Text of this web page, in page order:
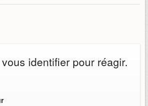
identifier pour réagir.